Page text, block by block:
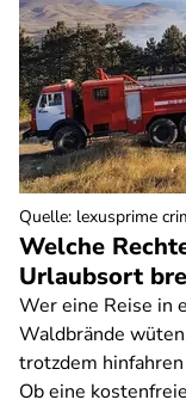
Welche
Urlaubsort
Wer eine Reise in
Waldbrände
trotzdem
Ob eine
Quelle: lexusprime